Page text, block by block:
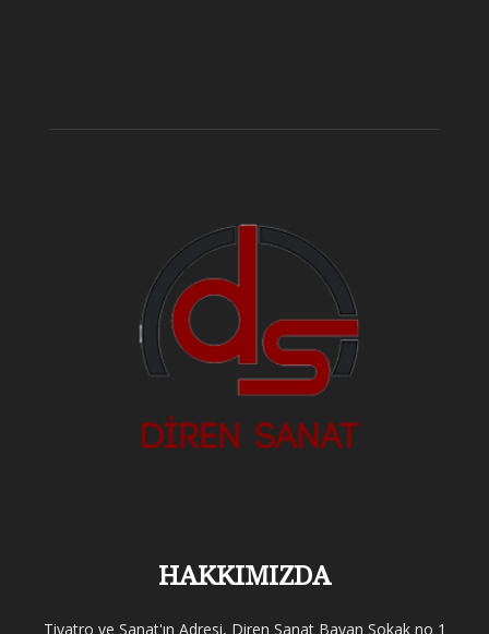
HAKKIMIZDA
Tiyatro ve Sanat'ın Adresi, Diren Sanat Bayan Sokak no 1